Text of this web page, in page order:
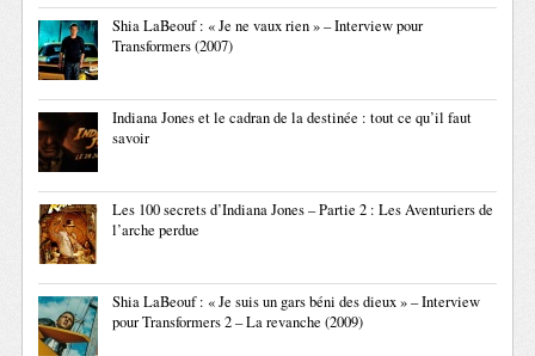
Shia LaBeouf : « Je ne vaux rien » – Interview pour
Transformers (2007)
Indiana Jones et le cadran de la destinée : tout ce qu’il faut
savoir
Les 100 secrets d’Indiana Jones – Partie 2 : Les Aventuriers de
l’arche perdue
Shia LaBeouf : « Je suis un gars béni des dieux » – Interview
pour Transformers 2 – La revanche (2009)